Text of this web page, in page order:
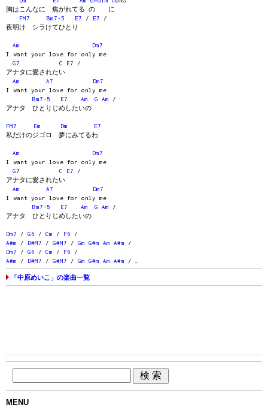
胸はこんなに 焦がれてる の に
FM7
Bm7-5 E7 / E7 /
夜明け シラけてひとり
Am
Dm7
I want your love for only me
G7
C E7 /
アナタに愛されたい
Am
A7
Dm7
I want your love for only me
Bm7-5
E7 Am G Am /
アナタ ひとりじめしたいの
FM7 Em Dm
E7
私だけのジゴロ 夢にみてるわ
Am
Dm7
I want your love for only me
G7
C E7 /
アナタに愛されたい
Am
A7
Dm7
I want your love for only me
Bm7-5
E7 Am G Am /
アナタ ひとりじめしたいの
Dm7 / G6 / Cm / F6 /
A#m / D#M7 / G#M7 / Gm G#m Am A#m /
Dm7 / G6 / Cm / F6 /
A#m / D#M7 / G#M7 / Gm G#m Am A#m / …
「中原めいこ」の楽曲一覧
MENU